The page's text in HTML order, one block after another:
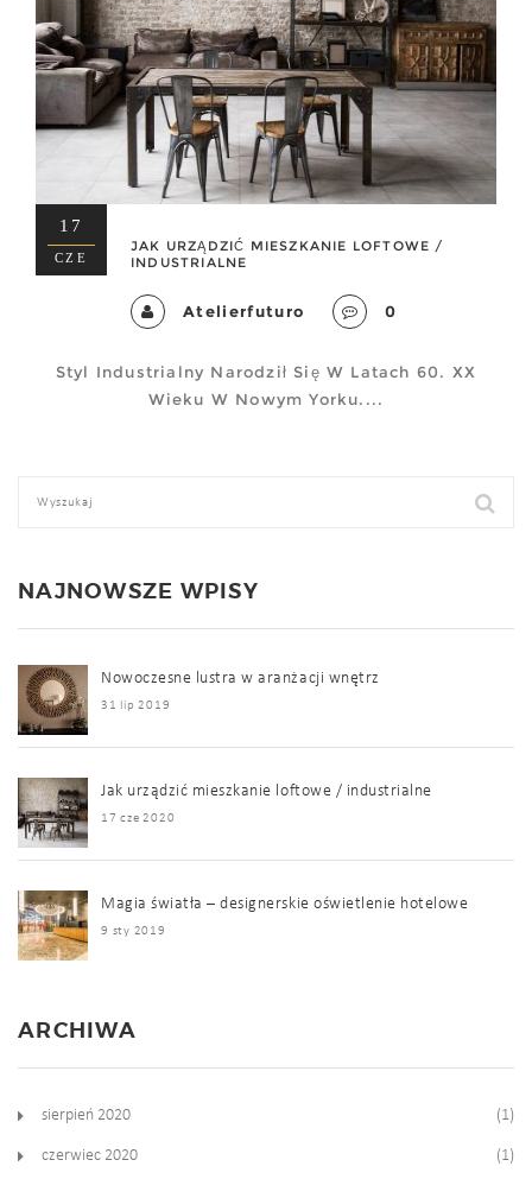
17
CZE
JAK URZĄDZIĆ MIESZKANIE LOFTOWE /
INDUSTRIALNE
Atelierfuturo 0
Styl Industrialny Narodził Się W Latach 60. XX
Wieku W Nowym Yorku....
NAJNOWSZE WPISY
Nowoczesne lustra w aranżacji wnętrz
31 lip 2019
Jak urządzić mieszkanie loftowe / industrialne
17 cze 2020
Magia światła – designerskie oświetlenie hotelowe
9 sty 2019
ARCHIWA
sierpień 2020 (1)
czerwiec 2020 (1)